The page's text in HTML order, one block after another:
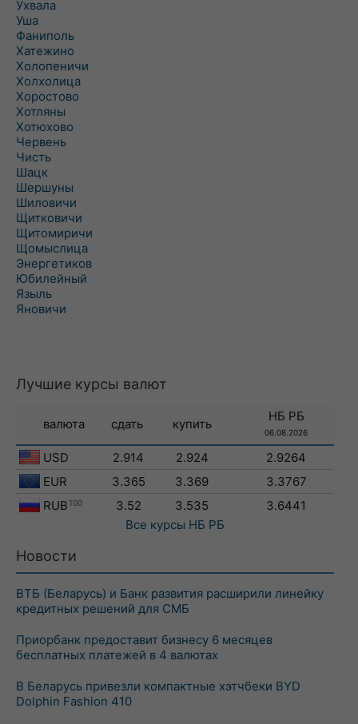
Ухвала
Уша
Фаниполь
Хатежино
Холопеничи
Холхолица
Хоростово
Хотляны
Хотюхово
Червень
Чисть
Шацк
Шершуны
Шиловичи
Щитковичи
Щитомиричи
Щомыслица
Энергетиков
Юбилейный
Языль
Яновичи
Лучшие курсы валют
валюта сдать купить
НБ РБ
06.08.2026
USD 2.914 2.924
2.9264
EUR
3.365 3.369
3.3767
RUB 100 3.52 3.535
3.6441
Все курсы НБ РБ
Новости
ВТБ (Беларусь) и Банк развития расширили линейку
кредитных решений для СМБ
Приорбанк предоставит бизнесу 6 месяцев
бесплатных платежей в 4 валютах
В Беларусь привезли компактные хэтчбеки BYD
Dolphin Fashion 410